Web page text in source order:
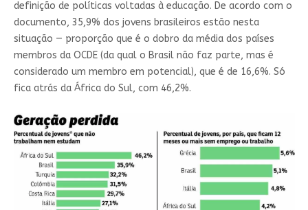
definição de políticas voltadas à educação. De acordo com o
documento, 35,9% dos jovens brasileiros estão nesta
situação — proporção que é o dobro da média dos países
membros da OCDE (da qual o Brasil não faz parte, mas é
considerado um membro em potencial), que é de 16,6%. Só
fica atrás da África do Sul, com 46,2%.